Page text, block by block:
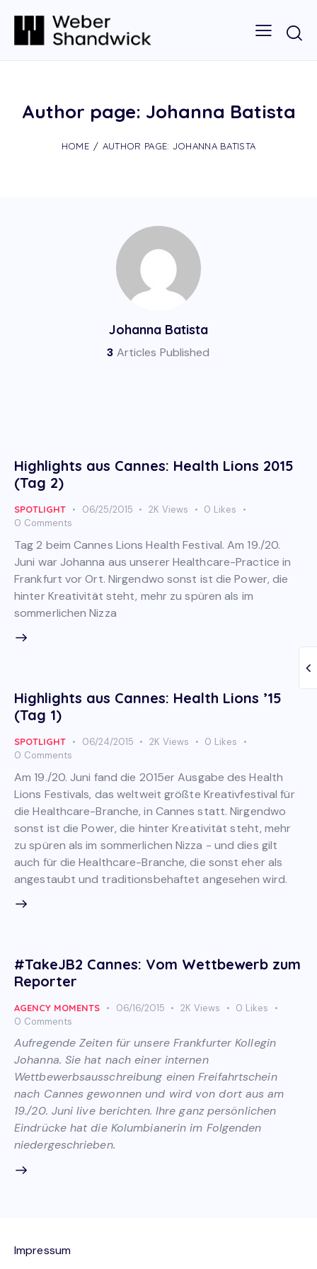
Author page: Johanna Batista
HOME AUTHOR PAGE: JOHANNA BATISTA
Johanna Batista
3 Articles Published
Highlights aus Cannes: Health Lions 2015
(Tag 2)
SPOTLIGHT 06/25/2015 2K Views 0 Likes
0 Comments
Tag 2 beim Cannes Lions Health Festival. Am 19./20.
Juni war Johanna aus unserer Healthcare-Practice in
Frankfurt vor Ort. Nirgendwo sonst ist die Power, die
hinter Kreativität steht, mehr zu spüren als im
sommerlichen Nizza
Highlights aus Cannes: Health Lions ’15
(Tag 1)
SPOTLIGHT 06/24/2015 2K Views 0 Likes
0 Comments
Am 19./20. Juni fand die 2015er Ausgabe des Health
Lions Festivals, das weltweit größte Kreativfestival für
die Healthcare-Branche, in Cannes statt. Nirgendwo
sonst ist die Power, die hinter Kreativität steht, mehr
zu spüren als im sommerlichen Nizza - und dies gilt
auch für die Healthcare-Branche, die sonst eher als
angestaubt und traditionsbehaftet angesehen wird.
#TakeJB2 Cannes: Vom Wettbewerb zum
Reporter
AGENCY MOMENTS 06/16/2015 2K Views 0 Likes
0 Comments
Aufregende Zeiten für unsere Frankfurter Kollegin
Johanna. Sie hat nach einer internen
Wettbewerbsausschreibung einen Freifahrtschein
nach Cannes gewonnen und wird von dort aus am
19./20. Juni live berichten. Ihre ganz persönlichen
Eindrücke hat die Kolumbianerin im Folgenden
niedergeschrieben.
Impressum